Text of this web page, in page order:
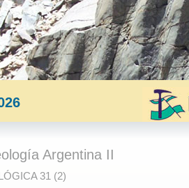
Argentina II
31 (2)